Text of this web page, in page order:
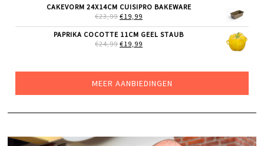
WAS:
€139,00.
IS:
CAKEVORM 24X14CM CUISIPRO BAKEWARE
€23,99 OORSPRONKELIJKE
WAS:
€23,99.
€19,99
IS:
PAPRIKA COCOTTE 11CM GEEL STAUB
€24,99 OORSPRONKELIJKE
€19,99
MEER AANBIEDINGEN